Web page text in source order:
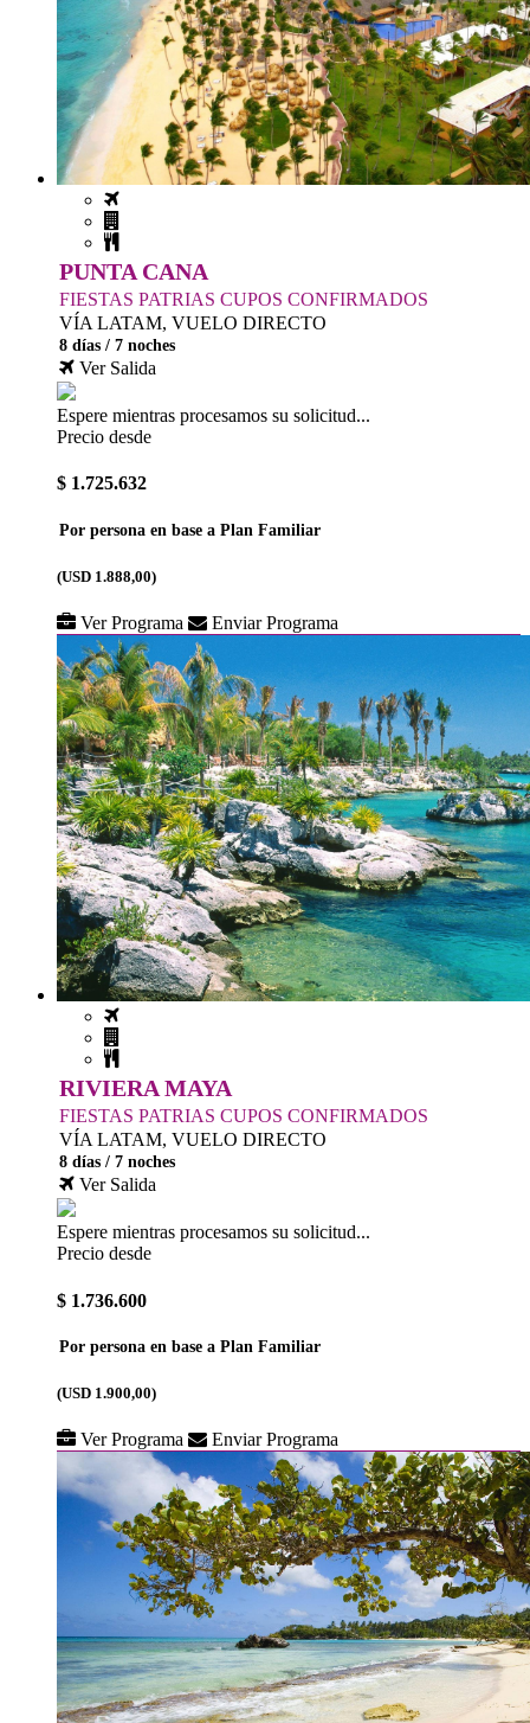
PUNTA CANA
FIESTAS PATRIAS CUPOS CONFIRMADOS
VÍA LATAM, VUELO DIRECTO
8 días / 7 noches
Ver Salida
Espere mientras procesamos su solicitud...
Precio desde
$ 1.725.632
Por persona en base a Plan Familiar
(USD 1.888,00)
Ver Programa Enviar Programa
RIVIERA MAYA
FIESTAS PATRIAS CUPOS CONFIRMADOS
VÍA LATAM, VUELO DIRECTO
8 días / 7 noches
Ver Salida
Espere mientras procesamos su solicitud...
Precio desde
$ 1.736.600
Por persona en base a Plan Familiar
(USD 1.900,00)
Ver Programa Enviar Programa